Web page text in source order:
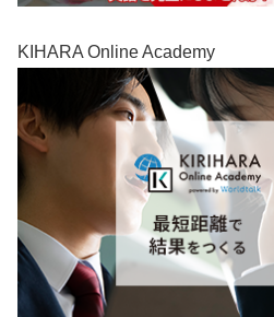
KIHARA Online Academy